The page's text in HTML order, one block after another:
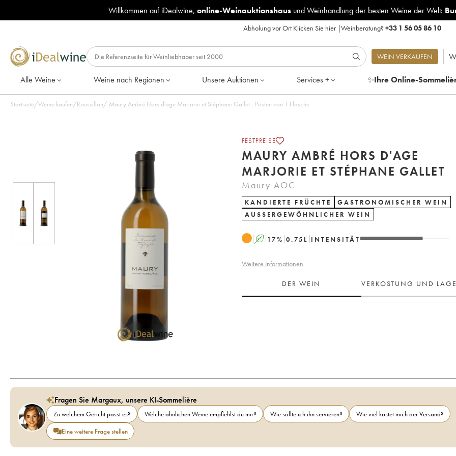
Willkommen auf iDealwine, online-Weinauktionshausund Weinhandlung der besten Weine der Welt:
Abholung vor Ort Klicken Sie hier|Weinberatung?+33 1 56 05 86 10
WEIN VERKAUFEN
Alle Weine Weine nach Regionen Unsere Auktionen Services + ✨Ihre Online-
Startseite/Weine kaufen/Roussillon/ Maury Ambré Hors d'age Marjorie et Stéphane Gallet - Posten von 1 Flasche
FESTPREISE
MAURY AMBRÉ HORS D'AGE
MARJORIE ET STÉPHANE GALLET
Maury AOC
KANDIERTE FRÜCHTE
GASTRONOMISCHER WEIN
AUSSERGEWÖHNLICHER WEIN
A 17% 0.75 L INTENSITÄT
Weitere Informationen
DER WEIN VERKOSTUNG UND
Fragen Sie Margaux, unsere KI-Sommelière
Zu welchem Gericht passt es? Welche ähnlichen Weine empfiehlst du mir? Wie sollte ich ihn servieren?
Wie viel kostet mich der Versand?
Eine weitere Frage stellen